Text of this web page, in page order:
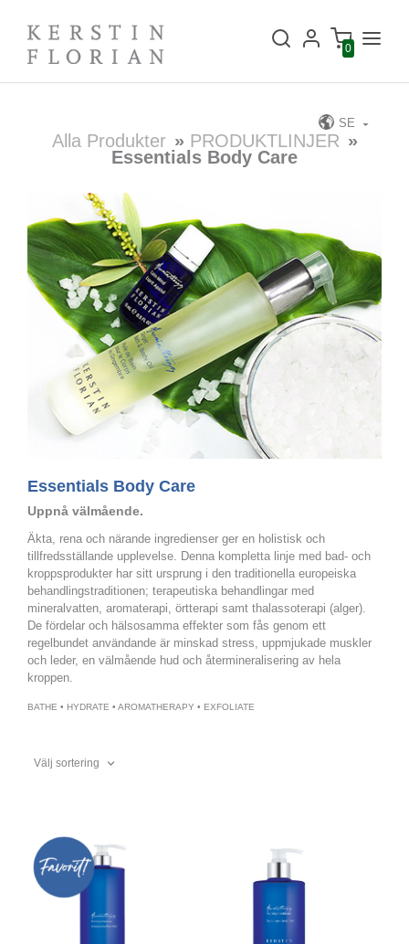
0
SE
Alla Produkter » PRODUKTLINJER »
Essentials Body Care
Essentials Body Care
Uppnå välmående.
Äkta, rena och närande ingredienser ger en holistisk och
tillfredsställande upplevelse. Denna kompletta linje med bad- och
kroppsprodukter har sitt ursprung i den traditionella europeiska
behandlingstraditionen; terapeutiska behandlingar med
mineralvatten, aromaterapi, örtterapi samt thalassoterapi (alger).
De fördelar och hälsosamma effekter som fås genom ett
regelbundet användande är minskad stress, uppmjukade muskler
och leder, en välmående hud och återmineralisering av hela
kroppen.
BATHE • HYDRATE • AROMATHERAPY • EXFOLIATE
Välj sortering